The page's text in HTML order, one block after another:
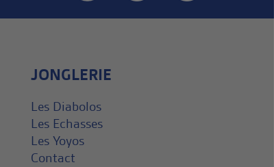
JONGLERIE
Les Diabolos
Les Echasses
Les Yoyos
Contact